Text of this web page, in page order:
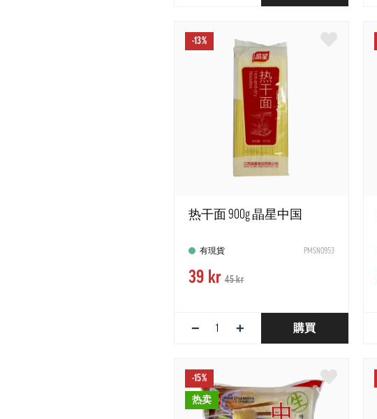
-13%
热干面 900g 晶星中国
有現貨 PMSN0953
39 kr 45 kr
− + 購買
-15%
热卖